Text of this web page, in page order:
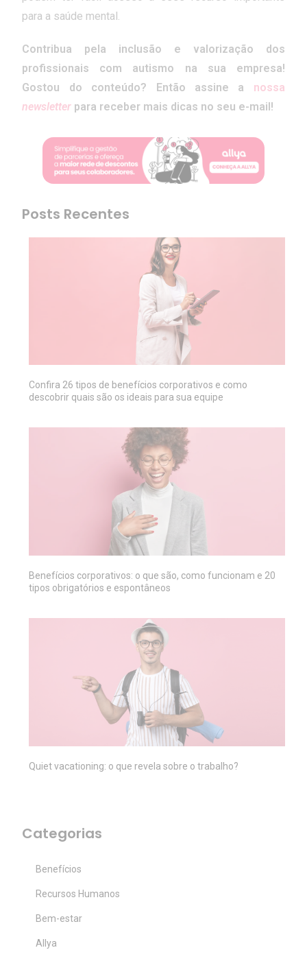
para a saúde mental.
Contribua pela inclusão e valorização dos
profissionais com autismo na sua empresa!
Gostou do conteúdo? Então assine a nossa
newsletter para receber mais dicas no seu e-mail!
Posts Recentes
Confira 26 tipos de benefícios corporativos e como
descobrir quais são os ideais para sua equipe
Benefícios corporativos: o que são, como funcionam e 20
tipos obrigatórios e espontâneos
Quiet vacationing: o que revela sobre o trabalho?
Categorias
Benefícios
Recursos Humanos
Bem-estar
Allya